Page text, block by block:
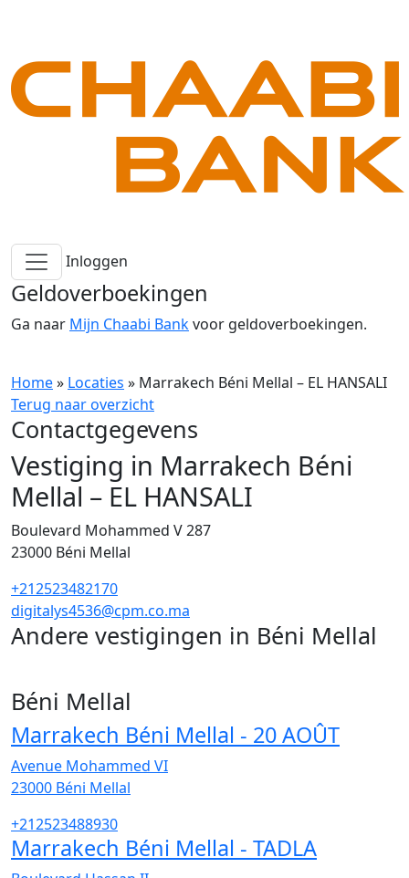
Inloggen
Geldoverboekingen
Ga naar Mijn Chaabi Bankvoor geldoverboekingen.
Home» Locaties » Marrakech Béni Mellal – EL HANSALI
Terug naar overzicht
Contactgegevens
Vestiging in Marrakech Béni
Mellal – EL HANSALI
Boulevard Mohammed V 287
23000 Béni Mellal
+212523482170
digitalys4536@cpm.co.ma
Andere vestigingen in Béni Mellal
Béni Mellal
Marrakech Béni Mellal - 20 AOÛT
Avenue Mohammed VI
23000 Béni Mellal
+212523488930
Marrakech Béni Mellal - TADLA